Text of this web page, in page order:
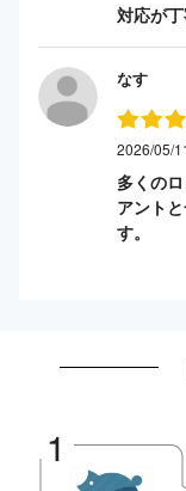
対応が丁
なす
2026/05/
多くの
アント
す。